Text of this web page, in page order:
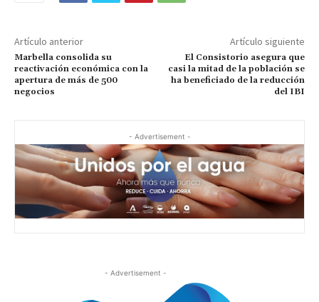
Artículo anterior
Marbella consolida su
reactivación económica con la
apertura de más de 500
negocios
Artículo siguiente
El Consistorio asegura que
casi la mitad de la población se
ha beneficiado de la reducción
del IBI
- Advertisement -
- Advertisement -